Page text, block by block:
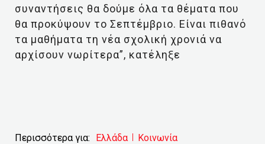
συναντήσεις θα δούμε όλα τα θέματα που
θα προκύψουν το Σεπτέμβριο. Είναι πιθανό
τα μαθήματα τη νέα σχολική χρονιά να
αρχίσουν νωρίτερα”, κατέληξε
Περισσότερα για: Ελλάδα Κοινωνία